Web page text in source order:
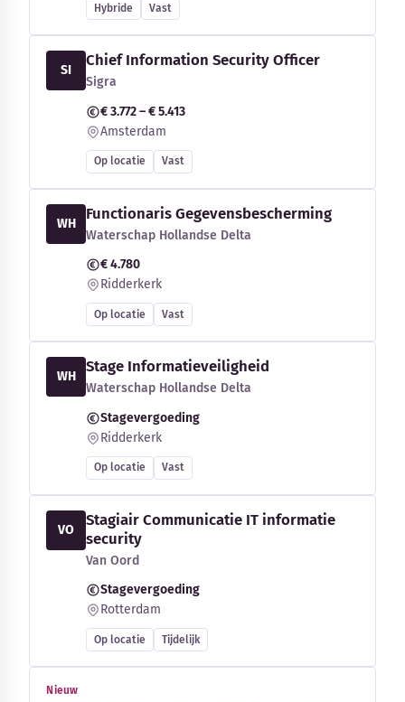
Hybride Vast
SI
Chief Information Security Officer
Sigra
€ 3.772 – € 5.413
Amsterdam
Op locatie Vast
WH
Functionaris Gegevensbescherming
Waterschap Hollandse Delta
€ 4.780
Ridderkerk
Op locatie Vast
WH
Stage Informatieveiligheid
Waterschap Hollandse Delta
Stagevergoeding
Ridderkerk
Op locatie Vast
VO
Stagiair Communicatie IT informatie
security
Van Oord
Stagevergoeding
Rotterdam
Op locatie Tijdelijk
Nieuw